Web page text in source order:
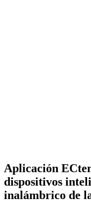
Aplicación
dispositivos
inalámbrico de